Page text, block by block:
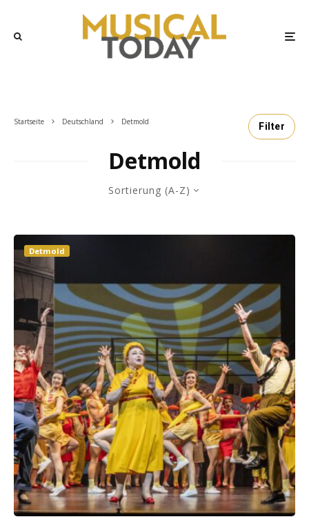
Startseite Deutschland Detmold Filter
Detmold
Sortierung (A-Z)
Detmold